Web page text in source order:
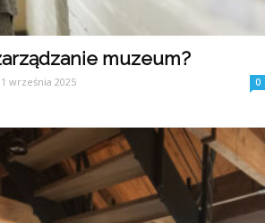
muzeum?
września 2025 0